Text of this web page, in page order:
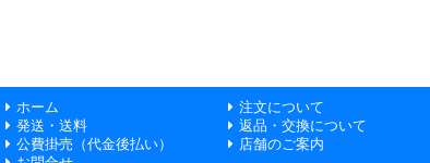
ホーム
注文について
発送・送料
返品・交換について
公費掛売（代金後払い）
店舗のご案内